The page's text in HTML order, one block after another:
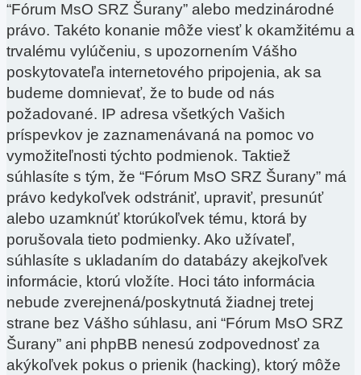
“Fórum MsO SRZ Šurany” alebo medzinárodné
právo. Takéto konanie môže viesť k okamžitému a
trvalému vylúčeniu, s upozornením Vášho
poskytovateľa internetového pripojenia, ak sa
budeme domnievať, že to bude od nás
požadované. IP adresa všetkých Vašich
príspevkov je zaznamenávaná na pomoc vo
vymožiteľnosti týchto podmienok. Taktiež
súhlasíte s tým, že “Fórum MsO SRZ Šurany” má
právo kedykoľvek odstrániť, upraviť, presunúť
alebo uzamknúť ktorúkoľvek tému, ktorá by
porušovala tieto podmienky. Ako užívateľ,
súhlasíte s ukladaním do databázy akejkoľvek
informácie, ktorú vložíte. Hoci táto informácia
nebude zverejnená/poskytnutá žiadnej tretej
strane bez Vášho súhlasu, ani “Fórum MsO SRZ
Šurany” ani phpBB nenesú zodpovednosť za
akýkoľvek pokus o prienik (hacking), ktorý môže